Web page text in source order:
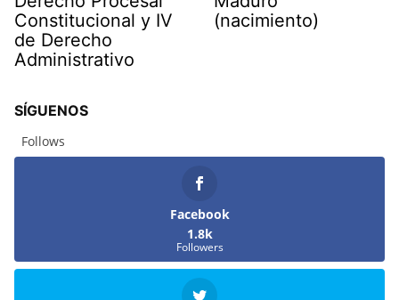
Constitucional y IV
de Derecho
Administrativo
(nacimiento)
SÍGUENOS
Follows
Facebook
1.8k
Followers